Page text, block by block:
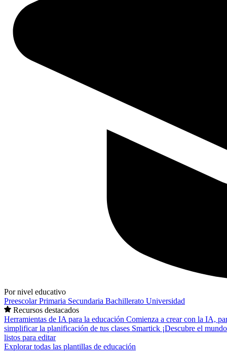
Por nivel educativo
PreescolarPrimaria Secundaria Bachillerato Universidad
Recursos destacados
Herramientas de IA para la educación Comienza a crear con la IA,
simplificar la planificación de tus clases Smartick ¡Descubre el
listos para editar
Explorar todas las plantillas de educación